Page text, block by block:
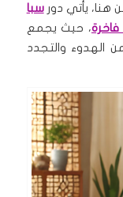
هنا، يأتي دورسبا
فاخرة، حيث يجمع
الهدوء والتجدد